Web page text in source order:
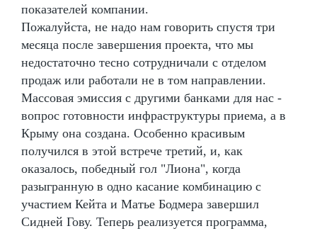
показателей компании.
Пожалуйста, не надо нам говорить спустя три
месяца после завершения проекта, что мы
недостаточно тесно сотрудничали с отделом
продаж или работали не в том направлении.
Массовая эмиссия с другими банками для нас -
вопрос готовности инфраструктуры приема, а в
Крыму она создана. Особенно красивым
получился в этой встрече третий, и, как
оказалось, победный гол "Лиона", когда
разыгранную в одно касание комбинацию с
участием Кейта и Матье Бодмера завершил
Сидней Гову. Теперь реализуется программа,